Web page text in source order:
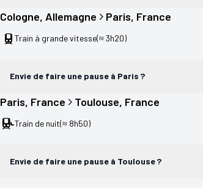
Cologne, Allemagne Paris, France
Train à grande vitesse(≈ 3h20)
Envie de faire une pause à Paris ?
Paris, France Toulouse, France
Train de nuit(≈ 8h50)
Envie de faire une pause à Toulouse ?